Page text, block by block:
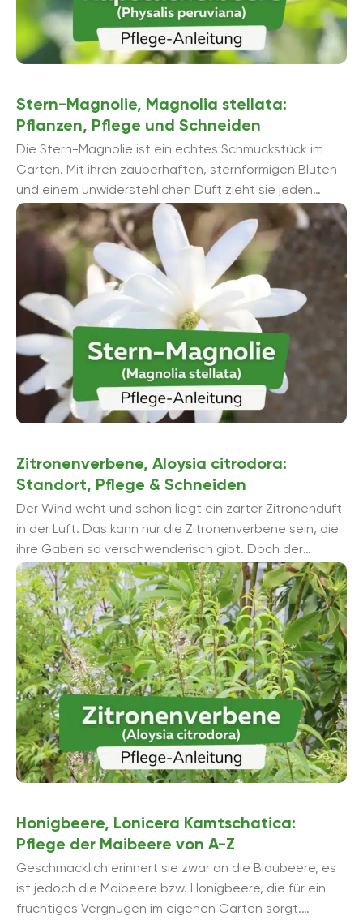
Stern-Magnolie, Magnolia stellata:
Pflanzen, Pflege und Schneiden
Die Stern-Magnolie ist ein echtes Schmuckstück im
Garten. Mit ihren zauberhaften, sternförmigen Blüten
und einem unwiderstehlichen Duft zieht sie jeden
Betrachter in seinen Bann. Noch bevor ein ...
Zitronenverbene, Aloysia citrodora:
Standort, Pflege & Schneiden
Der Wind weht und schon liegt ein zarter Zitronenduft
in der Luft. Das kann nur die Zitronenverbene sein, die
ihre Gaben so verschwenderisch gibt. Doch der
Strauch kann noch weit ...
Honigbeere, Lonicera Kamtschatica:
Pflege der Maibeere von A-Z
Geschmacklich erinnert sie zwar an die Blaubeere, es
ist jedoch die Maibeere bzw. Honigbeere, die für ein
fruchtiges Vergnügen im eigenen Garten sorgt.